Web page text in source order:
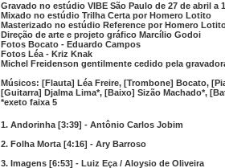
Gravado no estúdio VIBE São Paulo de 27 de abril a
Mixado no estúdio Trilha Certa por Homero Lotito
Masterizado no estúdio Reference por Homero
Direção de arte e projeto gráfico Marcílio Godoi
Fotos Bocato - Eduardo Campos
Fotos Léa - Kriz Knak
Michel Freidenson gentilmente cedido pela
Músicos: [Flauta] Léa Freire, [Trombone] Bocato,
[Guitarra] Djalma Lima*, [Baixo] Sizão Machado*,
*exeto faixa 5
1. Andorinha [3:39] - Antônio Carlos Jobim
2. Folha Morta [4:16] - Ary Barroso
3. Imagens [6:53] - Luiz Eça / Aloysio de Oliveira